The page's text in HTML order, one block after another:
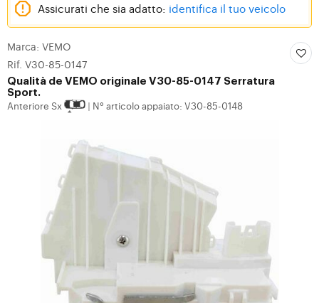
Assicurati che sia adatto: identifica il tuo veicolo
Marca: VEMO
Rif. V30-85-0147
Qualità de VEMO originale V30-85-0147 Serratura
Sport.
Anteriore Sx N° articolo appaiato: V30-85-0148